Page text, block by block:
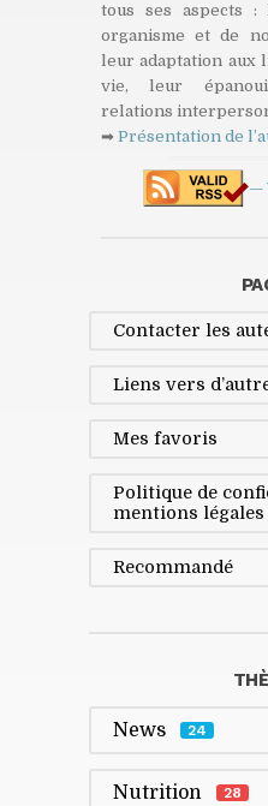
tous ses aspects :
organisme et de
leur adaptation aux
vie, leur
relations
➡ Présentation de
—
Contacter les
Liens vers
Mes favoris
Politique de
mentions légales
Recommandé
News 24
Nutrition 28